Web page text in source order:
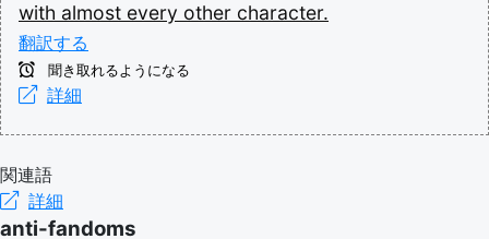
with almost every other character.
翻訳する
聞き取れるようになる
詳細
関連語
詳細
anti-fandoms